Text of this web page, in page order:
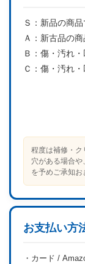
Ｓ： 新品の商品
Ａ： 新古品の商
Ｂ： 傷・汚れ・
Ｃ： 傷・汚れ・
程度は補修・ク
穴がある場合や
を予めご承知お
お支払い方
・カード /